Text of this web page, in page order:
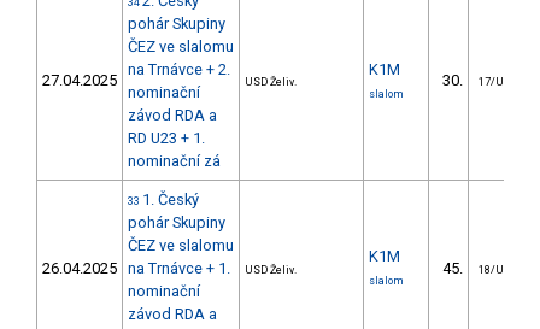
27.04.2025
34
pohár Skupiny
ČEZ ve slalomu
na Trnávce + 2.
nominační
závod RDA a
RD U23 + 1.
nominační zá
USD Želiv.
K1M
slalom
30. 17/U23
26.04.2025
33 1. Český
pohár Skupiny
ČEZ ve slalomu
na Trnávce + 1.
nominační
závod RDA a
USD Želiv.
K1M
slalom
45. 18/U23